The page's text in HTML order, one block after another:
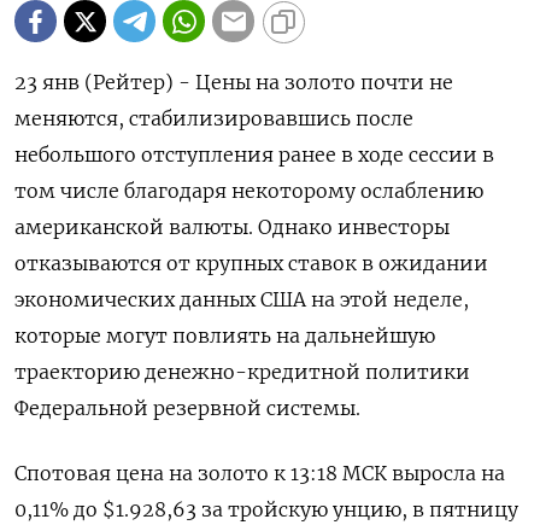
23 янв (Рейтер) - Цены на золото почти не
меняются, стабилизировавшись после
небольшого отступления ранее в ходе сессии в
том числе благодаря некоторому ослаблению
американской валюты. Однако инвесторы
отказываются от крупных ставок в ожидании
экономических данных США на этой неделе,
которые могут повлиять на дальнейшую
траекторию денежно-кредитной политики
Федеральной резервной системы.
Спотовая цена на золото к 13:18 МСК выросла на
0,11% до $1.928,63​ за тройскую унцию, в пятницу